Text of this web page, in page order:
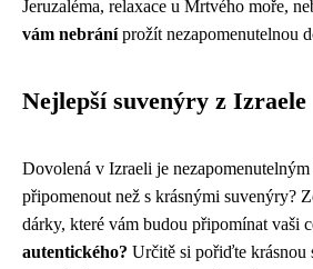
Jeruzaléma, relaxace u Mrtvého moře,
vám nebráníprožít nezapomenutelnou
Nejlepší suvenýry z Izraele
Dovolená v Izraeli je
připomenout než s krásnými suvenýry?
dárky, které vám budou připomínat vaši
autentického? Určitě si pořiďte krásnou